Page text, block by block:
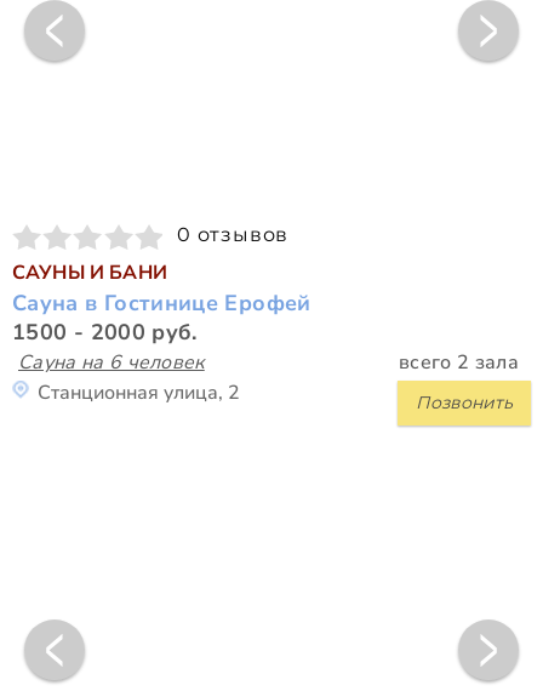
0 отзывов
САУНЫ И БАНИ
Сауна в Гостинице Ерофей
1500 - 2000 руб.
Сауна на 6 человек всего 2 зала
Позвонить
Станционная улица, 2